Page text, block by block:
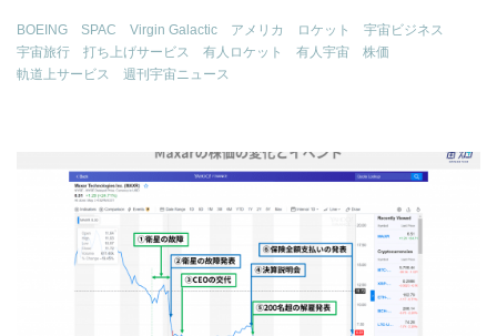
BOEING SPAC Virgin Galactic アメリカ ロケット
宇宙ビジネス
宇宙旅行
打ち上げサービス 有人ロケット 有人宇宙
株価
軌道上サービス
週刊宇宙ニュース